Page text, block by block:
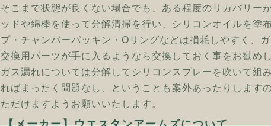
そこまで状態が良くない場合でも、ある程度のリカバリー
ッドや綿棒を使って分解清掃を行い、シリコンオイルを塗
プ・チャンバーパッキン・Oリングなどは損耗しやすく、
交換用パーツが手に入るようなら交換しておく事をお勧めし
ガス漏れについては分解してシリコンスプレーを吹いて組
ればまったく問題なし、ということも案外あったりします
ただけますようお願いいたします。